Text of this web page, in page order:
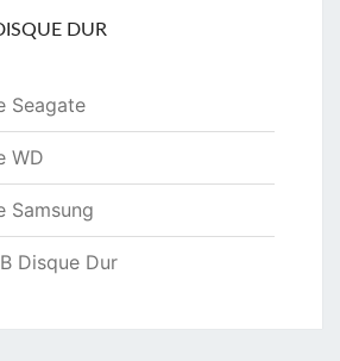
DUR
Seagate
WD
Samsung
Disque Dur